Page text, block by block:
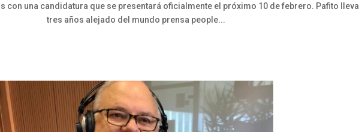
con una candidatura que se presentará oficialmente el próximo 10 de febrero. Pafito lleva
tres años alejado del mundo prensa people...